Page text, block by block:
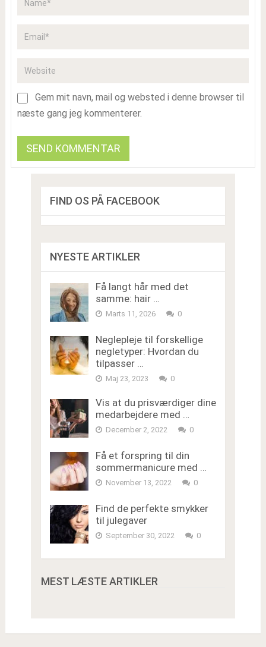
Gem mit navn, mail og websted i denne browser til
næste gang jeg kommenterer.
FIND OS PÅ FACEBOOK
NYESTE ARTIKLER
Få langt hår med det
samme: hair …
Marts 11, 2026 0
Neglepleje til forskellige
negletyper: Hvordan du
tilpasser …
Maj 23, 2023 0
Vis at du prisværdiger dine
medarbejdere med …
December 2, 2022 0
Få et forspring til din
sommermanicure med …
November 13, 2022 0
Find de perfekte smykker
til julegaver
September 30, 2022 0
MEST LÆSTE ARTIKLER